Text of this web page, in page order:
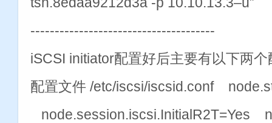
--------------------------------------
iSCSI initiator配置好后主要有以下两
配置文件 /etc/iscsi/iscsid.conf
node.session.iscsi.InitialR2T=Yes